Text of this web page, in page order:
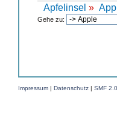
Apfelinsel »
Gehe zu:
Impressum | Datenschutz | SMF